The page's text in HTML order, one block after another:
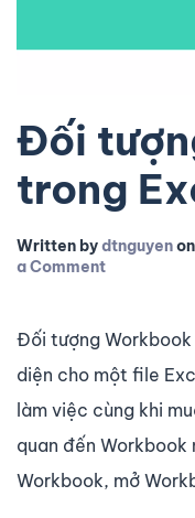
Đối
trong
Written bydtnguyenon
a Comment
Đối tượng
diện cho một file
làm việc cùng khi
quan đến Workbook
Workbook, mở